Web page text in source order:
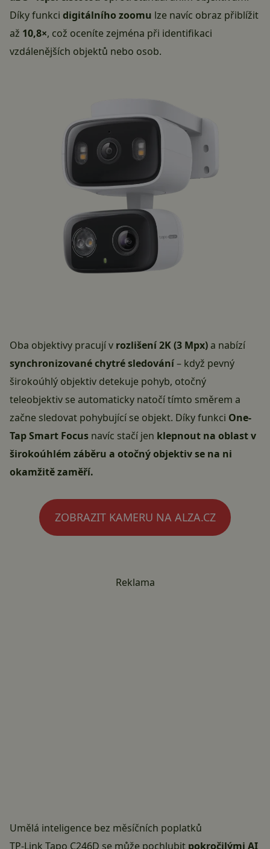
Díky funkci digitálního zoomu lze navíc obraz přiblížit
až 10,8×, což oceníte zejména při identifikaci
vzdálenějších objektů nebo osob.
Oba objektivy pracují v rozlišení 2K (3 Mpx)a nabízí
synchronizované chytré sledování– když pevný
širokoúhlý objektiv detekuje pohyb, otočný
teleobjektiv se automaticky natočí tímto směrem a
začne sledovat pohybující se objekt. Díky funkci One-
Tap Smart Focus navíc stačí jen klepnout na oblast v
širokoúhlém záběru a otočný objektiv se na ni
okamžitě zaměří.
ZOBRAZIT KAMERU NA ALZA.CZ
Reklama
Umělá inteligence bez měsíčních poplatků
TP-Link Tapo C246D se může pochlubit pokročilými AI